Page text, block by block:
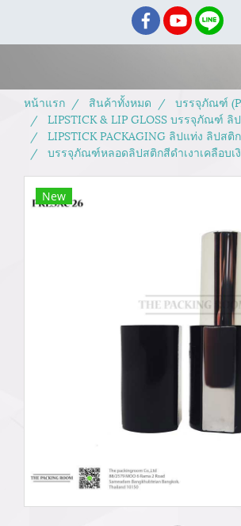
หน้าแรก สินค้าทั้งหมด
บรรจุภัณฑ์
LIPSTICK & LIP GLOSS บรรจุภัณฑ์ ลิป
LIPSTICK PACKAGING ลิปแท่ง ลิปสติก
บรรจุภัณฑ์หลอดลิปสติกสีดำเงาเคลือบเ
New